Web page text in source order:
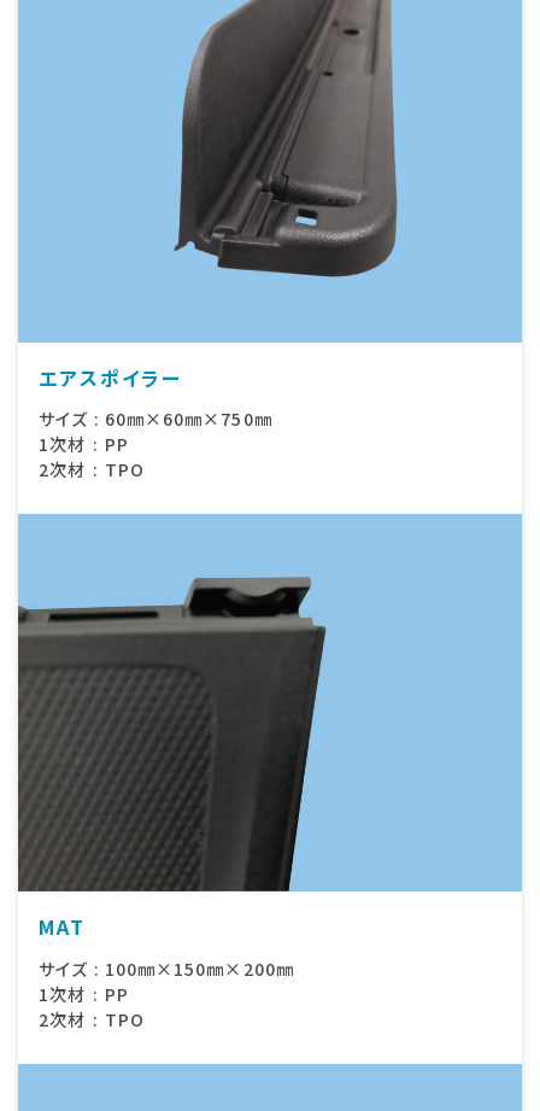
エアスポイラー
サイズ : 60㎜×60㎜×750㎜
1次材 : PP
2次材 : TPO
MAT
サイズ : 100㎜×150㎜×200㎜
1次材 : PP
2次材 : TPO